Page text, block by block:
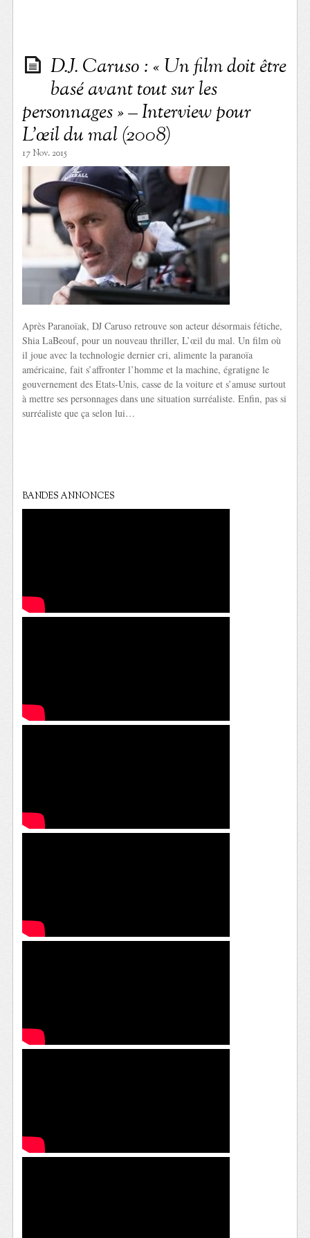
D.J. Caruso : « Un film doit être
basé avant tout sur les
personnages » – Interview pour
L’œil du mal (2008)
17 Nov. 2015
Après Paranoïak, DJ Caruso retrouve son acteur désormais fétiche,
Shia LaBeouf, pour un nouveau thriller, L’œil du mal. Un film où
il joue avec la technologie dernier cri, alimente la paranoïa
américaine, fait s’affronter l’homme et la machine, égratigne le
gouvernement des Etats-Unis, casse de la voiture et s’amuse surtout
à mettre ses personnages dans une situation surréaliste. Enfin, pas si
surréaliste que ça selon lui…
BANDES ANNONCES